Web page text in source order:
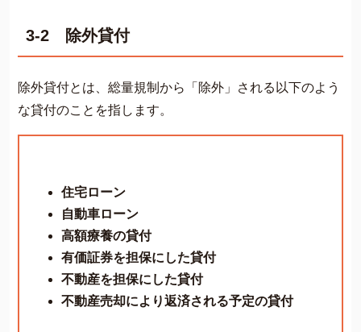
3-2 除外貸付
除外貸付とは、総量規制から「除外」される以下のよう
な貸付のことを指します。
住宅ローン
自動車ローン
高額療養の貸付
有価証券を担保にした貸付
不動産を担保にした貸付
不動産売却により返済される予定の貸付